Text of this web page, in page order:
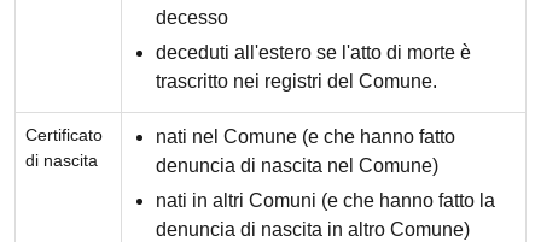
decesso
deceduti all'estero se l'atto di morte è
trascritto nei registri del Comune.
Certificato
di nascita
nati nel Comune (e che hanno fatto
denuncia di nascita nel Comune)
nati in altri Comuni (e che hanno fatto la
denuncia di nascita in altro Comune)